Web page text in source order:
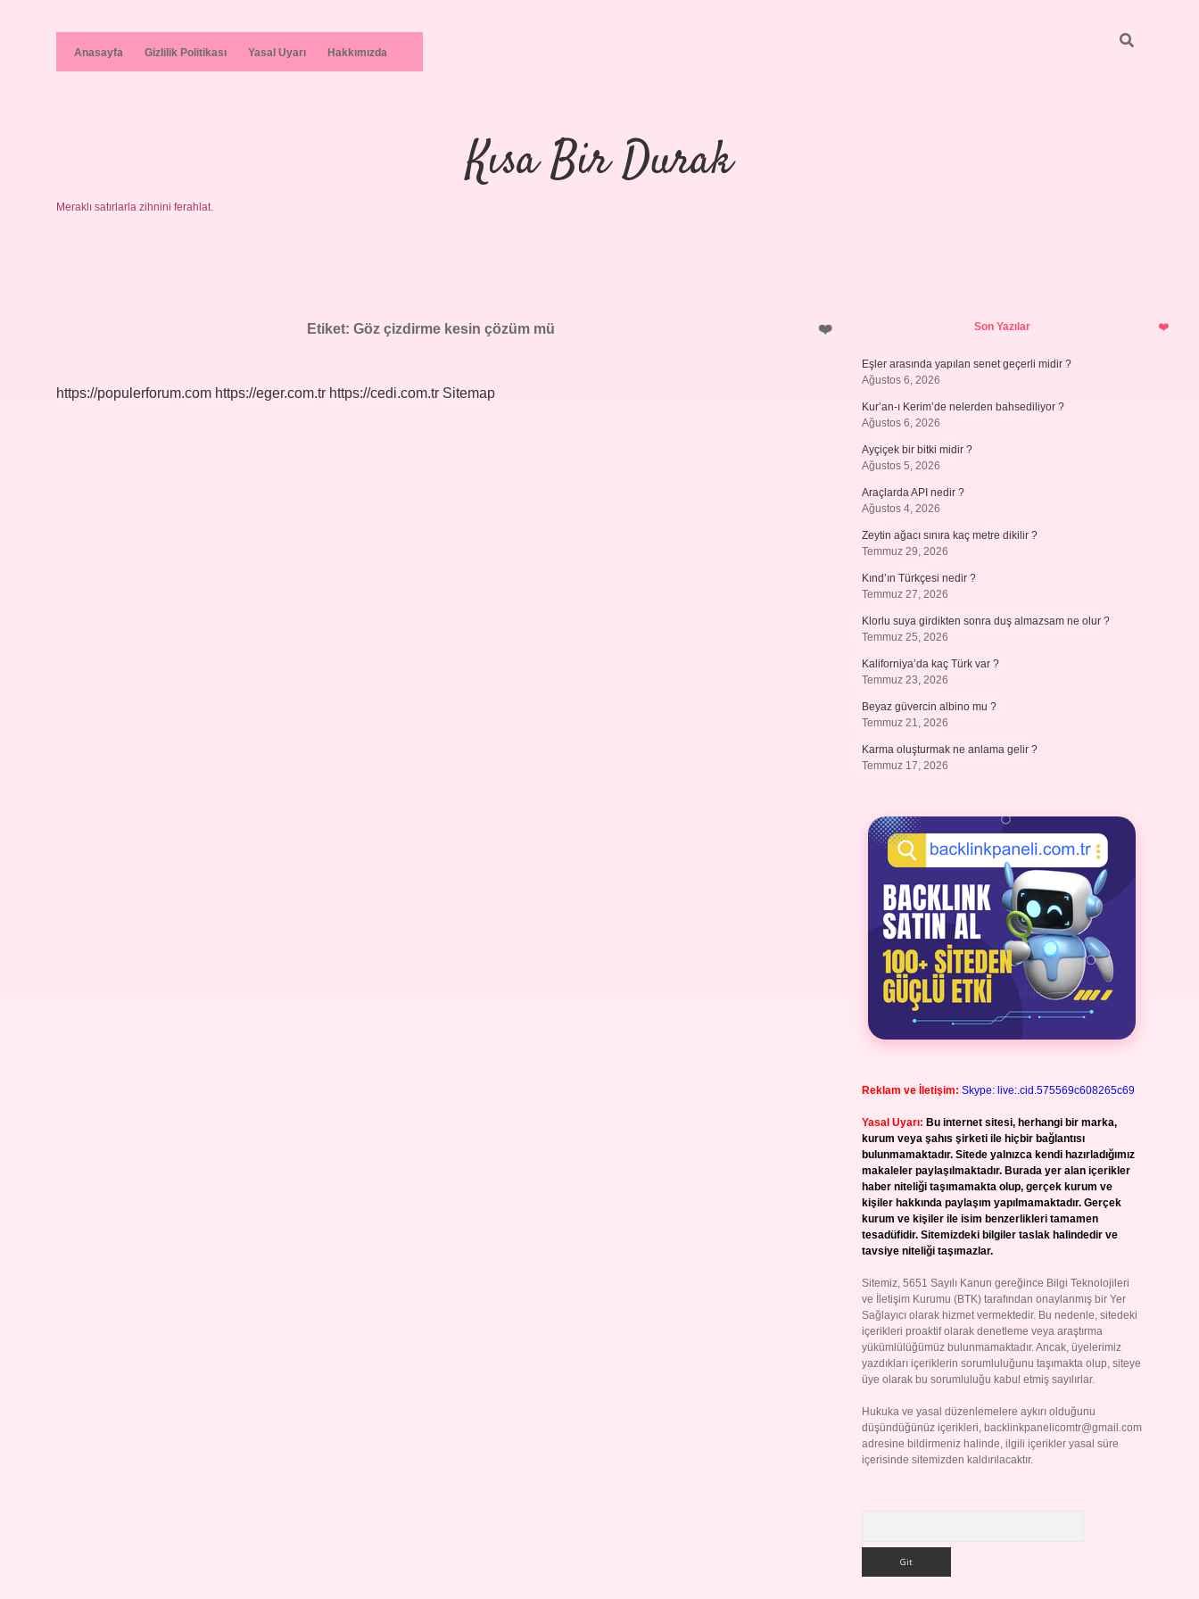
Anasayfa Gizlilik Politikası Yasal Uyarı Hakkımızda
Kısa Bir Durak
Meraklı satırlarla zihnini ferahlat.
Etiket: Göz çizdirme kesin çözüm mü
https://populerforum.com https://eger.com.tr https://cedi.com.tr Sitemap
SidebarSon Yazılar
Eşler arasında yapılan senet geçerli midir ?
Ağustos 6, 2026
Kur’an-ı Kerim’de nelerden bahsediliyor ?
Ağustos 6, 2026
Ayçiçek bir bitki midir ?
Ağustos 5, 2026
Araçlarda API nedir ?
Ağustos 4, 2026
Zeytin ağacı sınıra kaç metre dikilir ?
Temmuz 29, 2026
Kınd’ın Türkçesi nedir ?
Temmuz 27, 2026
Klorlu suya girdikten sonra duş almazsam ne olur ?
Temmuz 25, 2026
Kaliforniya’da kaç Türk var ?
Temmuz 23, 2026
Beyaz güvercin albino mu ?
Temmuz 21, 2026
Karma oluşturmak ne anlama gelir ?
Temmuz 17, 2026
Reklam ve İletişim: Skype: live:.cid.575569c608265c69
Yasal Uyarı: Bu internet sitesi, herhangi bir marka,
kurum veya şahıs şirketi ile hiçbir bağlantısı
bulunmamaktadır. Sitede yalnızca kendi hazırladığımız
makaleler paylaşılmaktadır. Burada yer alan içerikler
haber niteliği taşımamakta olup, gerçek kurum ve
kişiler hakkında paylaşım yapılmamaktadır. Gerçek
kurum ve kişiler ile isim benzerlikleri tamamen
tesadüfidir. Sitemizdeki bilgiler taslak halindedir ve
tavsiye niteliği taşımazlar.
Sitemiz, 5651 Sayılı Kanun gereğince Bilgi Teknolojileri
ve İletişim Kurumu (BTK) tarafından onaylanmış bir Yer
Sağlayıcı olarak hizmet vermektedir. Bu nedenle, sitedeki
içerikleri proaktif olarak denetleme veya araştırma
yükümlülüğümüz bulunmamaktadır. Ancak, üyelerimiz
yazdıkları içeriklerin sorumluluğunu taşımakta olup, siteye
üye olarak bu sorumluluğu kabul etmiş sayılırlar.
Hukuka ve yasal düzenlemelere aykırı olduğunu
düşündüğünüz içerikleri, backlinkpanelicomtr@gmail.com
adresine bildirmeniz halinde, ilgili içerikler yasal süre
içerisinde sitemizden kaldırılacaktır.